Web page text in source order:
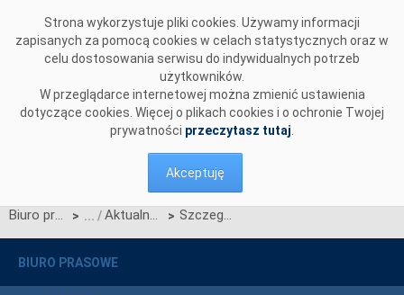
Strona wykorzystuje pliki cookies. Używamy informacji
zapisanych za pomocą cookies w celach statystycznych oraz w
celu dostosowania serwisu do indywidualnych potrzeb
użytkowników.
W przeglądarce internetowej można zmienić ustawienia
dotyczące cookies. Więcej o plikach cookies i o ochronie Twojej
prywatności przeczytasz tutaj
Akceptuję
Biuro prasowe > Aktualności > Szczegółowy harmonogram aukcji głównej na rok 2028
BIURO PRASOWE